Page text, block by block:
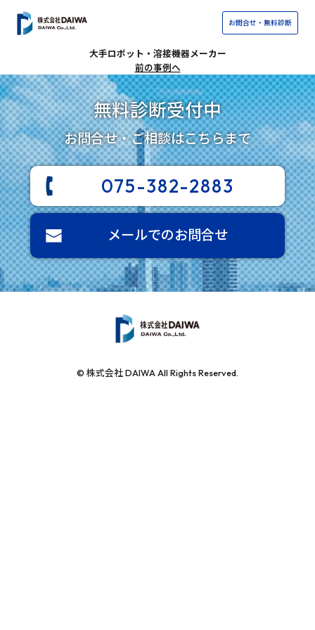
お問合せ・無料診断
大手ロボット・溶接機器メーカー
前の事例へ
無料診断受付中
お問合せ・ご相談はこちらまで
075-382-2883
メールでのお問合せ
© 株式会社 DAIWA All Rights Reserved.